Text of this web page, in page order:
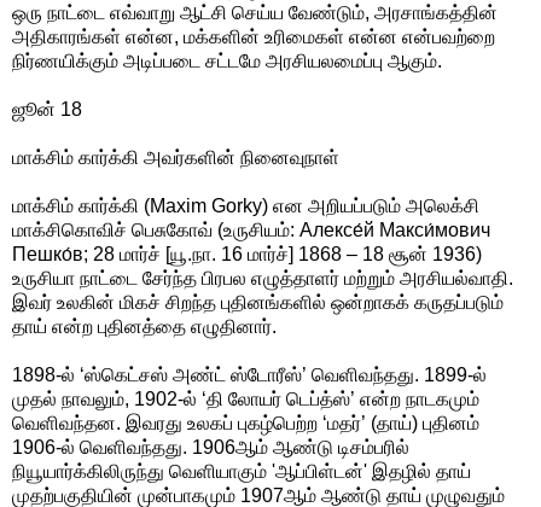
ஒரு நாட்டை எவ்வாறு ஆட்சி செய்ய வேண்டும், அரசாங்கத்தின்
அதிகாரங்கள் என்ன, மக்களின் உரிமைகள் என்ன என்பவற்றை
நிர்ணயிக்கும் அடிப்படை சட்டமே அரசியலமைப்பு ஆகும்.
ஜூன் 18
மாக்சிம் கார்க்கி அவர்களின் நினைவுநாள்
மாக்சிம் கார்க்கி (Maxim Gorky) என அறியப்படும் அலெக்சி
மாக்சிகொவிச் பெசுகோவ் (உருசியம்: Алексе́й Макси́мович
Пешко́в; 28 மார்ச் [யூ.நா. 16 மார்ச்] 1868 – 18 சூன் 1936)
உருசியா நாட்டை சேர்ந்த பிரபல எழுத்தாளர் மற்றும் அரசியல்வாதி.
இவர் உலகின் மிகச் சிறந்த புதினங்களில் ஒன்றாகக் கருதப்படும்
தாய் என்ற புதினத்தை எழுதினார்.
1898-ல் ‘ஸ்கெட்சஸ் அண்ட் ஸ்டோரீஸ்’ வெளிவந்தது. 1899-ல்
முதல் நாவலும், 1902-ல் ‘தி லோயர் டெப்த்ஸ்’ என்ற நாடகமும்
வெளிவந்தன. இவரது உலகப் புகழ்பெற்ற ‘மதர்’ (தாய்) புதினம்
1906-ல் வெளிவந்தது. 1906ஆம் ஆண்டு டிசம்பரில்
நியூயார்க்கிலிருந்து வெளியாகும் 'ஆப்பிள்டன்' இதழில் தாய்
முதற்பகுதியின் முன்பாகமும் 1907ஆம் ஆண்டு தாய் முழுவதும்